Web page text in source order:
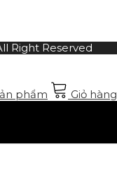
Right Reserved
phẩm Giỏ hàng